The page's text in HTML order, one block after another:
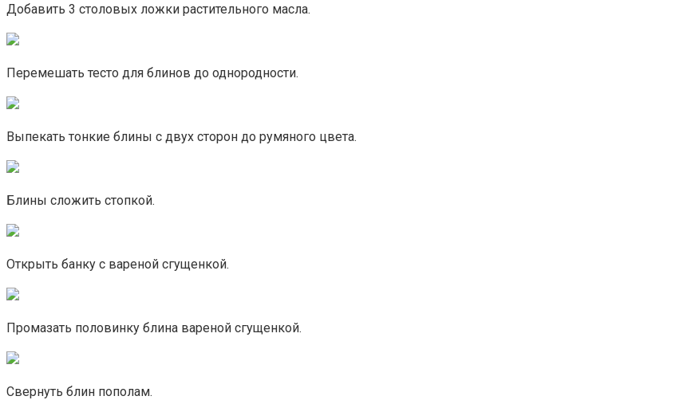
Добавить 3 столовых ложки растительного масла.
Перемешать тесто для блинов до однородности.
Выпекать тонкие блины с двух сторон до румяного цвета.
Блины сложить стопкой.
Открыть банку с вареной сгущенкой.
Промазать половинку блина вареной сгущенкой.
Свернуть блин пополам.